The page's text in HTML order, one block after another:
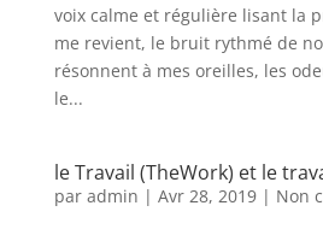
voix calme et régulière lisant la
me revient, le bruit rythmé de
résonnent à mes oreilles, les
le...
le Travail (TheWork) et le
par admin | Avr 28, 2019| Non